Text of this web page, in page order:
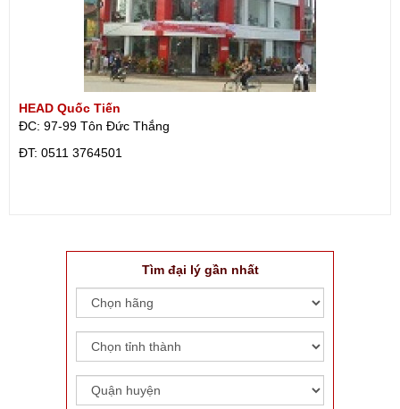
HEAD Quốc Tiến
ĐC: 97-99 Tôn Đức Thắng
ÐT: 0511 3764501
Tìm đại lý gần nhất